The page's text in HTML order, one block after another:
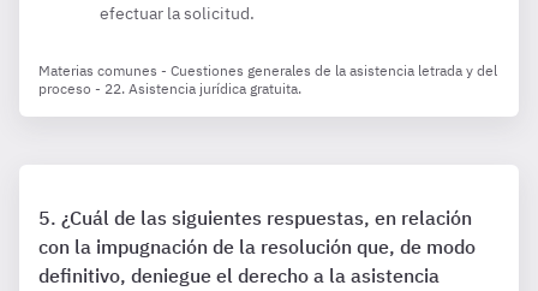
efectuar la solicitud.
Materias comunes - Cuestiones generales de la asistencia letrada y del
proceso - 22. Asistencia jurídica gratuita.
¿Cuál de las siguientes respuestas, en relación
con la impugnación de la resolución que, de modo
definitivo, deniegue el derecho a la asistencia